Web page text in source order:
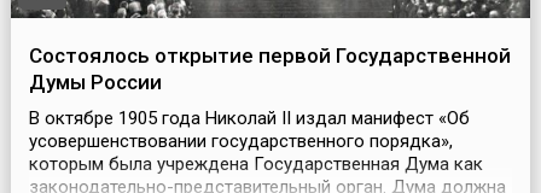
Состоялось открытие первой Государственной
Думы России
В октябре 1905 года Николай II издал манифест «Об
усовершенствовании государственного порядка»,
которым была учреждена Государственная Дума как
законодательно-представительный орган. Дума должна